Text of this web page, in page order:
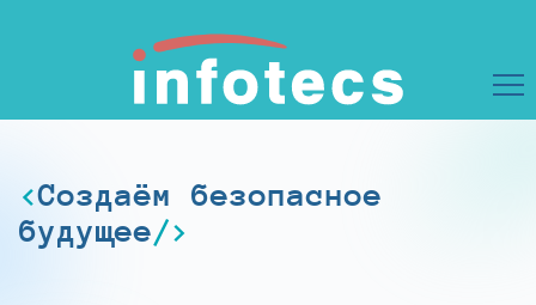
Создаём безопасное
будущее